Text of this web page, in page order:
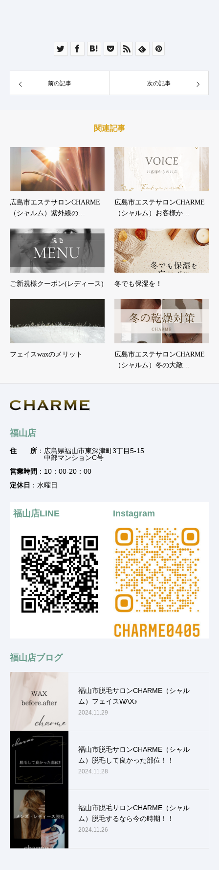
前の記事 次の記事
関連記事
広島市エステサロンCHARME
（シャルム）紫外線の…
広島市エステサロンCHARME
（シャルム）お客様か…
ご新規様クーポン(レディース) 冬でも保湿を！
フェイスwaxのメリット
広島市エステサロンCHARME
（シャルム）冬の大敵…
福山店
住 所 ：広島県福山市東深津町3丁目5-15
中部マンションC号
営業時間 ：10：00-20：00
定休日 ：水曜日
福山店LINE Instagram
福山店ブログ
福山市脱毛サロンCHARME（シャル
ム）フェイスWAX♪
2024.11.29
福山市脱毛サロンCHARME（シャル
ム）脱毛して良かった部位！！
2024.11.28
福山市脱毛サロンCHARME（シャル
ム）脱毛するなら今の時期！！
2024.11.26